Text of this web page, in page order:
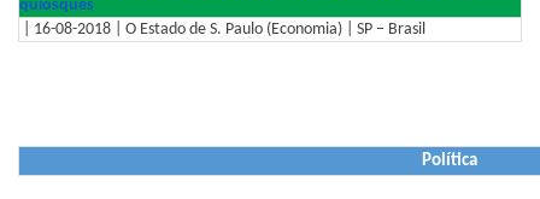
quiosques
| 16-08-2018 | O Estado de S. Paulo (Economia) | SP – Brasil
Política